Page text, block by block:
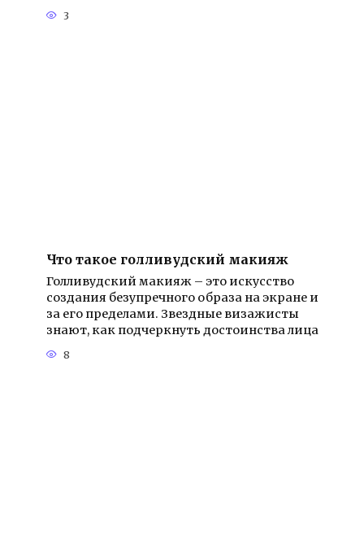
3
Что такое голливудский макияж
Голливудский макияж – это искусство
создания безупречного образа на экране и
за его пределами. Звездные визажисты
знают, как подчеркнуть достоинства лица
8